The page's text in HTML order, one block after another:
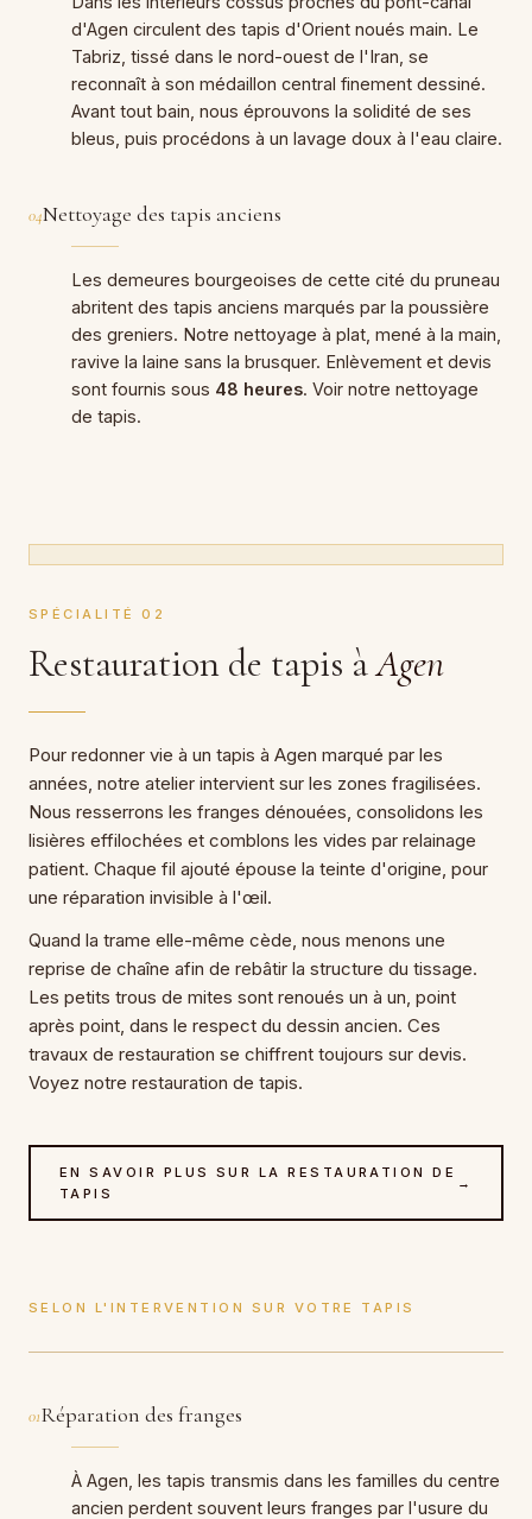
d'Agen circulent des tapis d'Orient noués main. Le
Tabriz, tissé dans le nord-ouest de l'Iran, se
reconnaît à son médaillon central finement dessiné.
Avant tout bain, nous éprouvons la solidité de ses
bleus, puis procédons à un lavage doux à l'eau claire.
04Nettoyage des tapis anciens
Les demeures bourgeoises de cette cité du pruneau
abritent des tapis anciens marqués par la poussière
des greniers. Notre nettoyage à plat, mené à la main,
ravive la laine sans la brusquer. Enlèvement et devis
sont fournis sous 48 heures. Voir notre nettoyage
de tapis.
SPÉCIALITÉ 02
Restauration de tapis àAgen
Pour redonner vie à un tapis à Agen marqué par les
années, notre atelier intervient sur les zones fragilisées.
Nous resserrons les franges dénouées, consolidons les
lisières effilochées et comblons les vides par relainage
patient. Chaque fil ajouté épouse la teinte d'origine, pour
une réparation invisible à l'œil.
Quand la trame elle-même cède, nous menons une
reprise de chaîne afin de rebâtir la structure du tissage.
Les petits trous de mites sont renoués un à un, point
après point, dans le respect du dessin ancien. Ces
travaux de restauration se chiffrent toujours sur devis.
Voyez notre restauration de tapis.
EN SAVOIR PLUS SUR LA RESTAURATION DE
TAPIS
→
SELON L'INTERVENTION SUR VOTRE TAPIS
01Réparation des franges
À Agen, les tapis transmis dans les familles du centre
ancien perdent souvent leurs franges par l'usure du